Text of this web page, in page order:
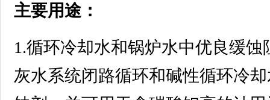
主要用途：
1.循环冷却水和锅炉水中优良缓
灰水系统闭路循环和碱性循环冷